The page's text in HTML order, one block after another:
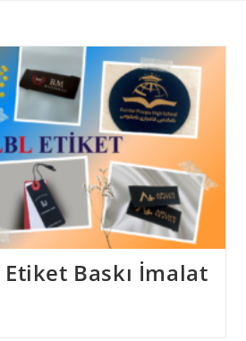
Etiket Baskı İmalat